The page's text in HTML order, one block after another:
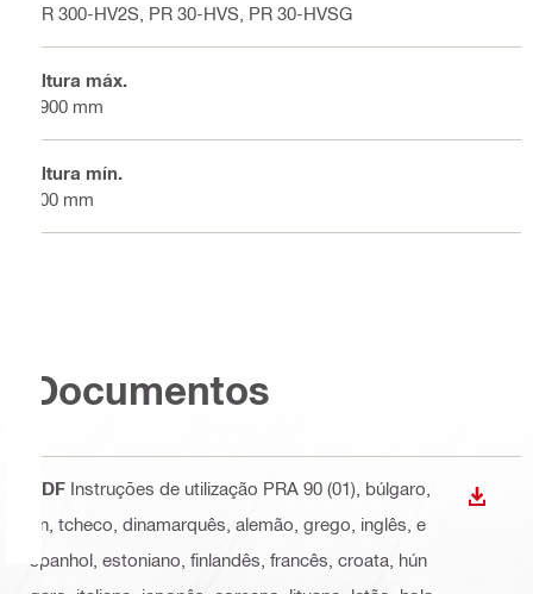
PR 300-HV2S, PR 30-HVS, PR 30-HVSG
Altura máx.
1900 mm
Altura mín.
900 mm
Documentos
PDF Instruções de utilização PRA 90 (01) , búlgaro,
cn, tcheco, dinamarquês, alemão, grego, inglês, e
spanhol, estoniano, finlandês, francês, croata, hún